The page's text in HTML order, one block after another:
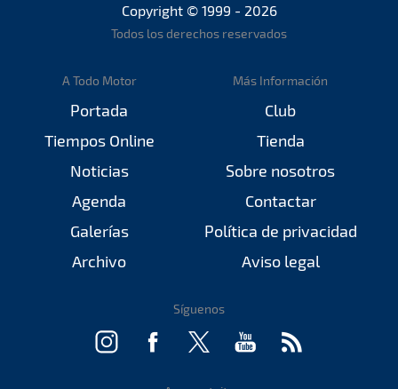
Copyright © 1999 - 2026
Todos los derechos reservados
A Todo Motor
Portada
Tiempos Online
Noticias
Agenda
Galerías
Archivo
Más Información
Club
Tienda
Sobre nosotros
Contactar
Política de privacidad
Aviso legal
Síguenos